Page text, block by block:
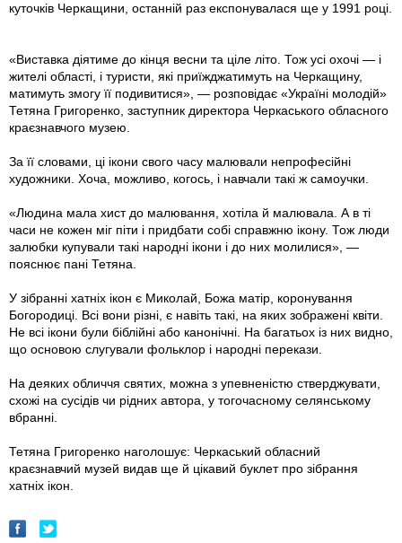
куточків Черкащини, останній раз експонувалася ще у 1991 році.
«Виставка діятиме до кінця весни та ціле літо. Тож усі охочі — і
жителі області, і туристи, які приїжджатимуть на Черкащину,
матимуть змогу її подивитися», — розповідає «Україні молодій»
Тетяна Григоренко, заступник директора Черкаського обласного
краєзнавчого музею.
За її словами, ці ікони свого часу малювали непрофесійні
художники. Хоча, можливо, когось, і навчали такі ж самоучки.
«Людина мала хист до малювання, хотіла й малювала. А в ті
часи не кожен міг піти і придбати собі справжню ікону. Тож люди
залюбки купували такі народні ікони і до них молилися», —
пояснює пані Тетяна.
У зібранні хатніх ікон є Миколай, Божа матір, коронування
Богородиці. Всі вони різні, є навіть такі, на яких зображені квіти.
Не всі ікони були біблійні або канонічні. На багатьох iз них видно,
що основою слугували фольклор i народні перекази.
На деяких обличчя святих, можна з упевненістю стверджувати,
схожі на сусідів чи рідних автора, у тогочасному селянському
вбранні.
Тетяна Григоренко наголошує: Черкаський обласний
краєзнавчий музей видав ще й цікавий буклет про зібрання
хатніх ікон.